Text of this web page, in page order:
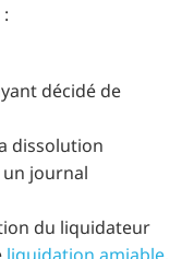
décidé de
dissolution
un journal
du liquidateur